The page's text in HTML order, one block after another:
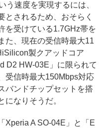
う速度を実現するには、
とされるため、おそらく
を受けている1.7GHz帯を
た、現在の受信時最大11
製クアッドコア
D2 HW-03E」に限られて
受信時最大150Mbps対応
バンドチップセットを搭
になりそうだ。
A SO-04E」と「E